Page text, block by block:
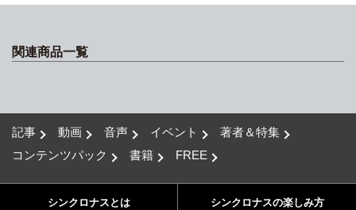
関連商品一覧
記事 動画 音声 イベント
著者＆特集
コンテンツパック
書籍 FREE
シンクロナスとは シンクロナスの楽しみ方